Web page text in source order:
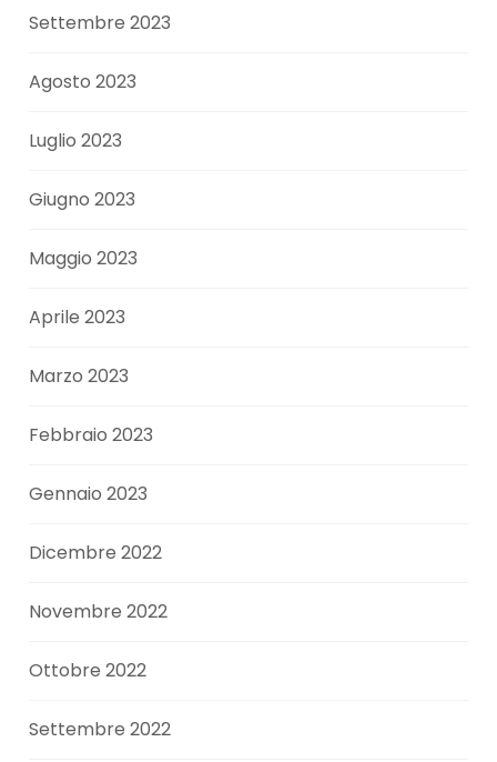
Settembre 2023
Agosto 2023
Luglio 2023
Giugno 2023
Maggio 2023
Aprile 2023
Marzo 2023
Febbraio 2023
Gennaio 2023
Dicembre 2022
Novembre 2022
Ottobre 2022
Settembre 2022